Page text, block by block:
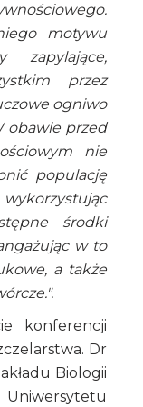
motywu
przez
ogniwo
obawie przed
nie
populację
wykorzystując
środki
w to
a także
konferencji
Dr
Biologii